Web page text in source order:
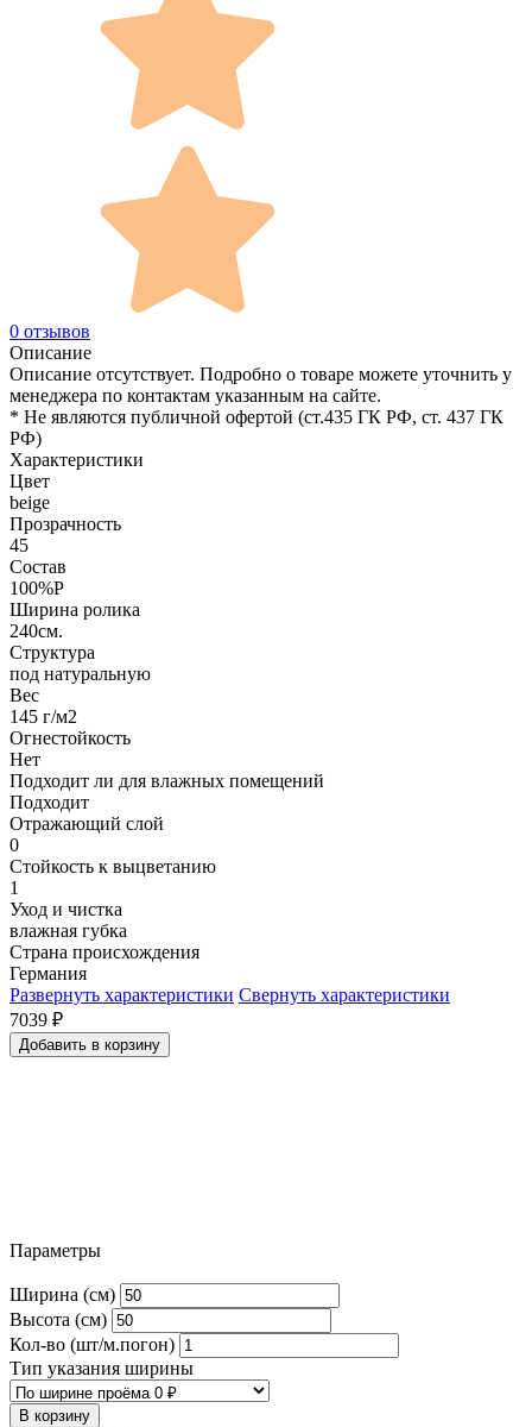
0 отзывов
Описание
Описание отсутствует. Подробно о товаре можете уточнить у
менеджера по контактам указанным на сайте.
* Не являются публичной офертой (ст.435 ГК РФ, cт. 437 ГК
РФ)
Характеристики
Цвет
beige
Прозрачность
45
Состав
100%P
Ширина ролика
240см.
Структура
под натуральную
Вес
145 г/м2
Огнестойкость
Нет
Подходит ли для влажных помещений
Подходит
Отражающий слой
0
Стойкость к выцветанию
1
Уход и чистка
влажная губка
Страна происхождения
Германия
Развернуть характеристики Свернуть характеристики
7039 ₽
Добавить в корзину
Параметры
Ширина (см)
Высота (см)
Кол-во (шт/м.погон)
Тип указания ширины
В корзину